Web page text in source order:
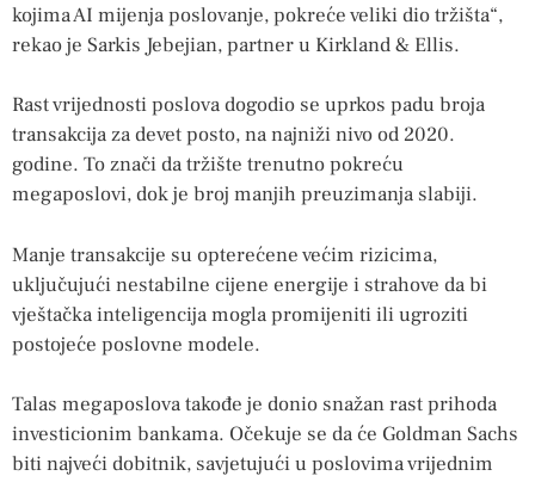
kojima AI mijenja poslovanje, pokreće veliki dio tržišta“,
rekao je Sarkis Jebejian, partner u Kirkland & Ellis.
Rast vrijednosti poslova dogodio se uprkos padu broja
transakcija za devet posto, na najniži nivo od 2020.
godine. To znači da tržište trenutno pokreću
megaposlovi, dok je broj manjih preuzimanja slabiji.
Manje transakcije su opterećene većim rizicima,
uključujući nestabilne cijene energije i strahove da bi
vještačka inteligencija mogla promijeniti ili ugroziti
postojeće poslovne modele.
Talas megaposlova takođe je donio snažan rast prihoda
investicionim bankama. Očekuje se da će Goldman Sachs
biti najveći dobitnik, savjetujući u poslovima vrijednim